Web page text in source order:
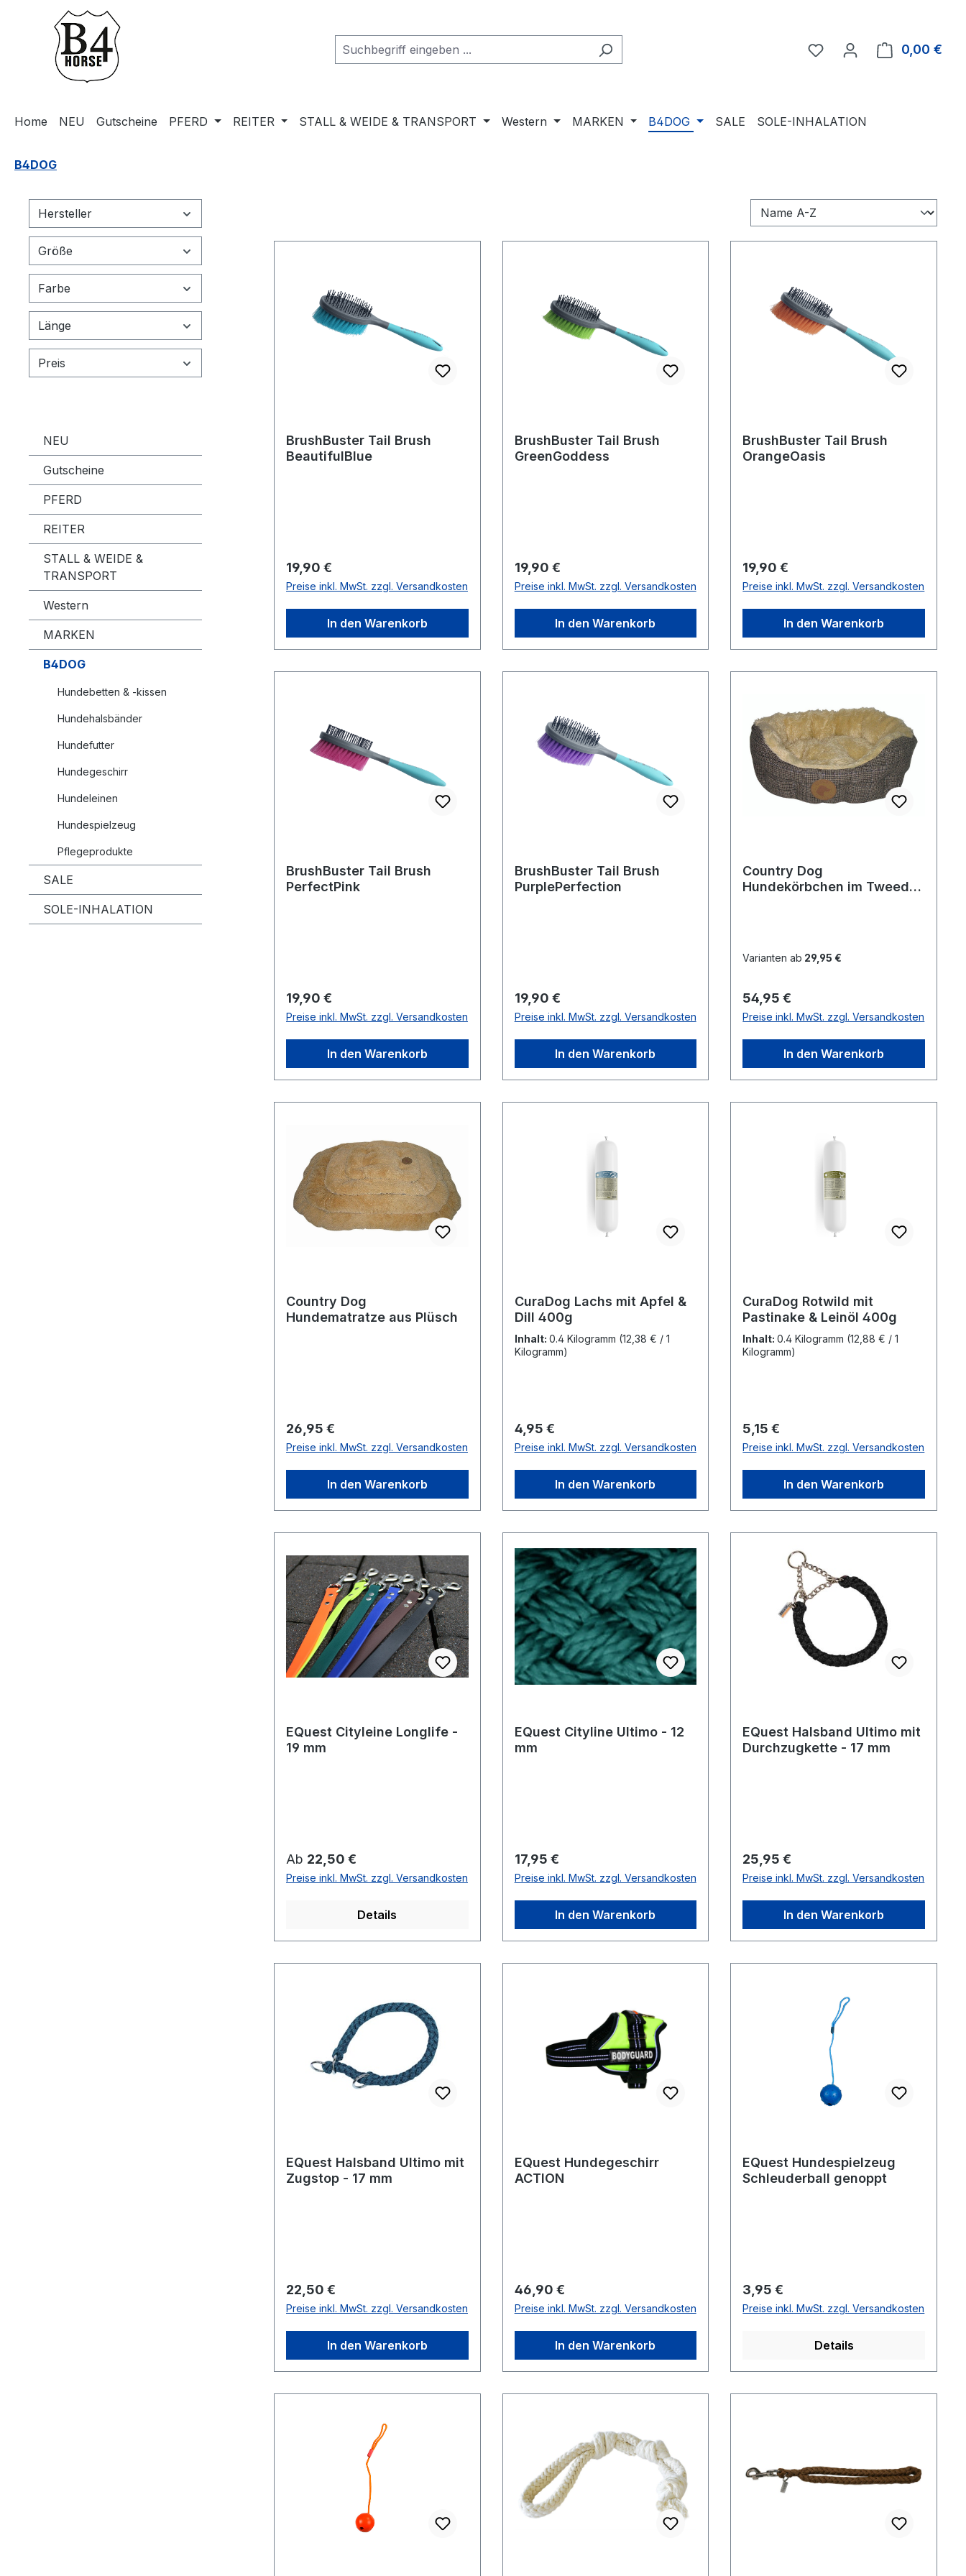
Hauptinhalt springen
Zur Suche springen
Zur Hauptnavigation springen
Du hast 0 Produkte auf
0,00 €
Home NEU Gutscheine PFERD REITER STALL & WEIDE & TRANSPORT Western MARKEN B4DOG SALE SOLE-INHALATION
B4DOG
Hersteller
Größe
Farbe
Länge
Preis
NEU
Gutscheine
PFERD
REITER
STALL & WEIDE &
TRANSPORT
Western
MARKEN
B4DOG
Hundebetten & -kissen
Hundehalsbänder
Hundefutter
Hundegeschirr
Hundeleinen
Hundespielzeug
Pflegeprodukte
SALE
SOLE-INHALATION
BrushBuster Tail Brush
BeautifulBlue
Regulärer Preis:
19,90 €
Preise inkl. MwSt. zzgl. Versandkosten
In den Warenkorb
BrushBuster Tail Brush
GreenGoddess
Regulärer Preis:
19,90 €
Preise inkl. MwSt. zzgl. Versandkosten
In den Warenkorb
BrushBuster Tail Brush
OrangeOasis
Regulärer Preis:
19,90 €
Preise inkl. MwSt. zzgl. Versandkosten
In den Warenkorb
BrushBuster Tail Brush
PerfectPink
Regulärer Preis:
19,90 €
Preise inkl. MwSt. zzgl. Versandkosten
In den Warenkorb
BrushBuster Tail Brush
PurplePerfection
Regulärer Preis:
19,90 €
Preise inkl. MwSt. zzgl. Versandkosten
In den Warenkorb
Country Dog
Hundekörbchen im Tweed
Varianten ab 29,95 €
Regulärer Preis:
54,95 €
Preise inkl. MwSt. zzgl. Versandkosten
In den Warenkorb
Country Dog
Hundematratze aus Plüsch
Regulärer Preis:
26,95 €
Preise inkl. MwSt. zzgl. Versandkosten
In den Warenkorb
CuraDog Lachs mit Apfel &
Dill 400g
Inhalt: 0.4 Kilogramm (12,38 € / 1
Kilogramm)
Regulärer Preis:
4,95 €
Preise inkl. MwSt. zzgl. Versandkosten
In den Warenkorb
CuraDog Rotwild mit
Pastinake & Leinöl 400g
Inhalt:0.4 Kilogramm (12,88 € / 1
Kilogramm)
Regulärer Preis:
5,15 €
Preise inkl. MwSt. zzgl. Versandkosten
In den Warenkorb
EQuest Cityleine Longlife -
19 mm
Regulärer Preis:
Ab 22,50 €
Preise inkl. MwSt. zzgl. Versandkosten
Details
EQuest Cityline Ultimo - 12
mm
Regulärer Preis:
17,95 €
Preise inkl. MwSt. zzgl. Versandkosten
In den Warenkorb
EQuest Halsband Ultimo mit
Durchzugkette - 17 mm
Regulärer Preis:
25,95 €
Preise inkl. MwSt. zzgl. Versandkosten
In den Warenkorb
EQuest Halsband Ultimo mit
Zugstop - 17 mm
Regulärer Preis:
22,50 €
Preise inkl. MwSt. zzgl. Versandkosten
In den Warenkorb
EQuest Hundegeschirr
ACTION
Regulärer Preis:
46,90 €
Preise inkl. MwSt. zzgl. Versandkosten
In den Warenkorb
EQuest Hundespielzeug
Schleuderball genoppt
Regulärer Preis:
3,95 €
Preise inkl. MwSt. zzgl. Versandkosten
Details